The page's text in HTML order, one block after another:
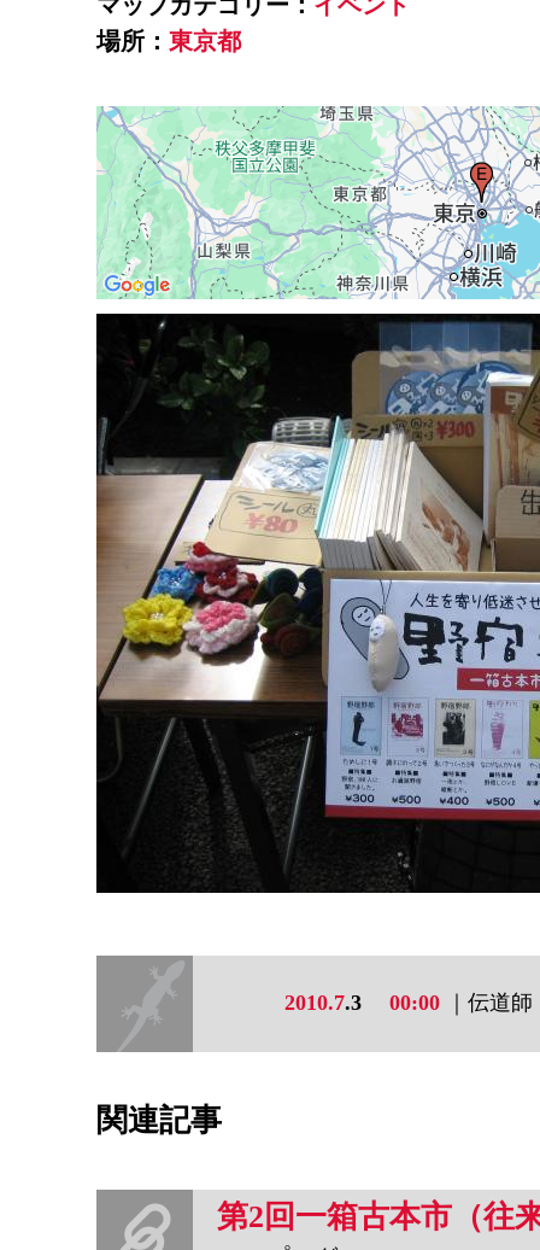
場所： 東京都
2010.7.3 00:00 ｜伝道師
関連記事
第2回一箱古本市（往